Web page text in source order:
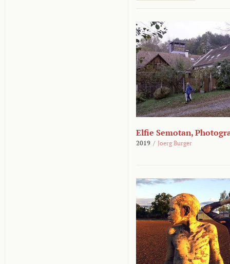
Elfie Semotan,
2019 / Joerg Burger